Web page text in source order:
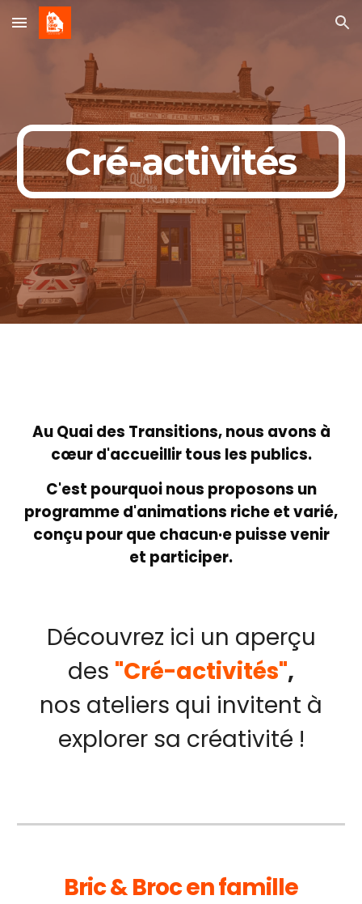
Skip to main content Skip to navigation
Cré-activités
Au Quai des Transitions, nous avons à
cœur d'accueillir tous les publics.
C'est pourquoi nous proposons un
programme d'animations riche et varié,
conçu pour que chacun·e puisse venir
et participer.
Découvrez ici un aperçu
des "Cré-activités",
nos ateliers qui invitent à
explorer sa créativité !
Bric & Broc en famille